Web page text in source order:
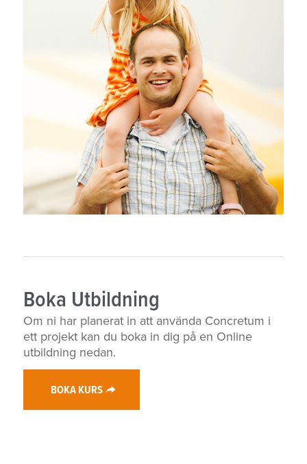
Boka Utbildning
Om ni har planerat in att använda Concretum i
ett projekt kan du boka in dig på en Online
utbildning nedan.
BOKA KURS